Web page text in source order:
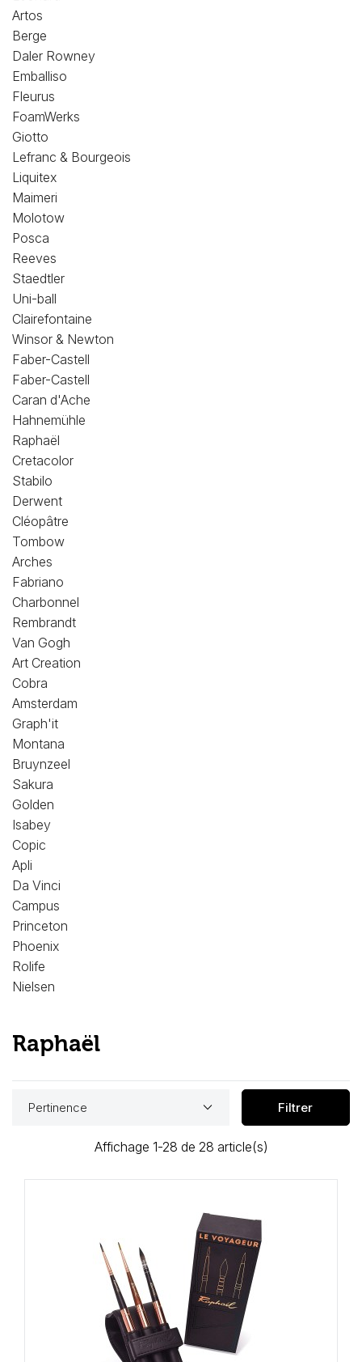
Loisirs Créatifs
Coffrets & cadeaux
Encadrement
mail
Artos
Berge
Daler Rowney
Emballiso
Fleurus
FoamWerks
Giotto
Lefranc & Bourgeois
Liquitex
Maimeri
Molotow
Posca
Reeves
Staedtler
Uni-ball
Clairefontaine
Winsor & Newton
Faber-Castell
Faber-Castell
Caran d'Ache
Hahnemühle
Raphaël
Cretacolor
Stabilo
Derwent
Cléopâtre
Tombow
Arches
Fabriano
Charbonnel
Rembrandt
Van Gogh
Art Creation
Cobra
Amsterdam
Graph'it
Montana
Bruynzeel
Sakura
Golden
Isabey
Copic
Apli
Da Vinci
Campus
Princeton
Phoenix
Rolife
Nielsen
Raphaël
Pertinence keyboard_arrow_down Filtrer
Affichage 1-28 de 28 article(s)